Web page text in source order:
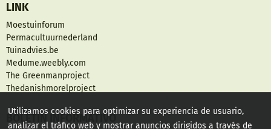
LINK
Moestuinforum
Permacultuurnederland
Tuinadvies.be
Medume.weebly.com
The Greenmanproject
Thedanishmorelproject
BOLETÍN INFORMATIVO
Utilizamos cookies para optimizar su experiencia de usuario,
analizar el tráfico web y mostrar anuncios dirigidos a través de